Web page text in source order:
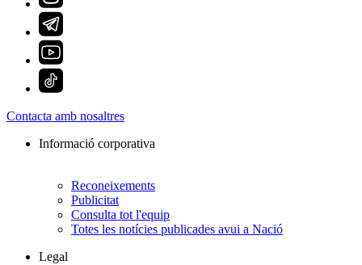
Contacta amb nosaltres
Informació corporativa
Reconeixements
Publicitat
Consulta tot l'equip
Totes les notícies publicades avui a Nació
Legal